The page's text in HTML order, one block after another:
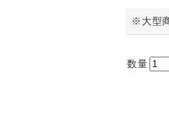
※大型
数量